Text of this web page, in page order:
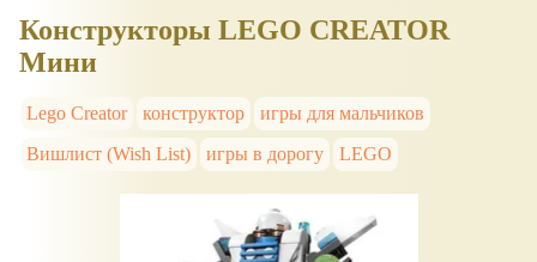
Конструкторы LEGO CREATOR
Мини
Lego Creator конструктор
игры для мальчиков
Вишлист (Wish List)
игры в дорогу LEGO